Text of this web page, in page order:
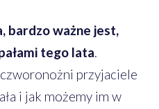
bardzo ważne jest,
tego lata
przyjaciele
i jak możemy im w